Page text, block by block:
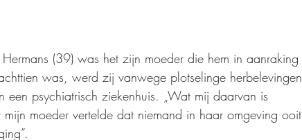
(39) was het zijn moeder die hem in aanraking
was, werd zij vanwege plotselinge herbelevingen
een psychiatrisch ziekenhuis. „Wat mij daarvan is
moeder vertelde dat niemand in haar omgeving ooit